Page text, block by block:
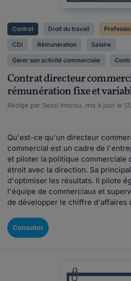
Contrat Droit du travail
CDI Rémunération Salaire
Gérer son activité commerciale
Contrat directeur
rémunération fixe et
Rédigé par Sessi Imorou, mis à jour le
Qu'est-ce qu'un directeur
commercial est un cadre de
et piloter la politique commerciale
étroit avec la direction. Sa
d'optimiser les résultats. Il pilote
l'équipe de commerciaux et
de développer le chiffre d'affaires
Consulter